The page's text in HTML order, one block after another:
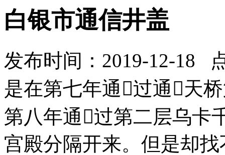
白银市通信井盖
发布时间：2019-12-18
是在第七年通过通天
第八年通过第二层乌卡
宫殿分隔开来。但是却